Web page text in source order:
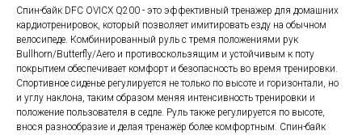
Спин-байк DFC OVICX Q200 - это эффективный тренажер для домашних
кардиотренировок, который позволяет имитировать езду на обычном
велосипеде. Комбинированный руль с тремя положениями рук
Bullhorn/Butterfly/Aero и противоскользящим и устойчивым к поту
покрытием обеспечивает комфорт и безопасность во время тренировки.
Спортивное сиденье регулируется не только по высоте и горизонтали, но
и углу наклона, таким образом меняя интенсивность тренировки и
положение пользователя в седле. Руль также регулируется по высоте,
внося разнообразие и делая тренажёр более комфортным. Спин-байк